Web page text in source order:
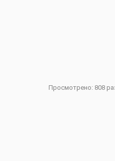
Просмотрено: 808